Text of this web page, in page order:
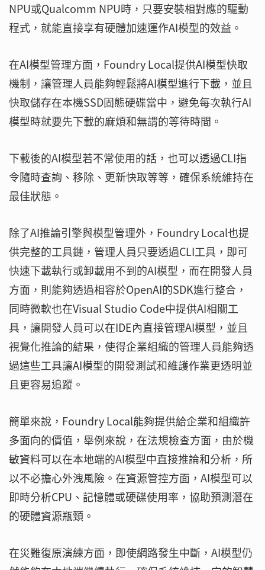
NPU或Qualcomm NPU時，只要安裝相對應的驅動
程式，就能直接享有硬體加速運作AI模型的效益。
在AI模型管理方面，Foundry Local提供AI模型快取
機制，讓管理人員能夠輕鬆將AI模型進行下載，並且
快取儲存在本機SSD固態硬碟當中，避免每次執行AI
模型時就要先下載的麻煩和無謂的等待時間。
下載後的AI模型若不常使用的話，也可以透過CLI指
令隨時查詢、移除、更新快取等等，確保系統維持在
最佳狀態。
除了AI推論引擎與模型管理外，Foundry Local也提
供完整的工具鏈，管理人員只要透過CLI工具，即可
快速下載執行或卸載用不到的AI模型，而在開發人員
方面，則能夠透過相容於OpenAI的SDK進行整合，
同時微軟也在Visual Studio Code中提供AI相關工
具，讓開發人員可以在IDE內直接管理AI模型，並且
視覺化推論的結果，使得企業組織的管理人員能夠透
過這些工具讓AI模型的開發測試和維護作業更透明並
且更容易追蹤。
簡單來說，Foundry Local能夠提供給企業和組織許
多面向的價值，舉例來說，在法規檢查方面，由於機
敏資料可以在本地端的AI模型中直接推論和分析，所
以不必擔心外洩風險。在資源管控方面，AI模型可以
即時分析CPU、記憶體或硬碟使用率，協助預測潛在
的硬體資源瓶頸。
在災難復原演練方面，即使網路發生中斷，AI模型仍